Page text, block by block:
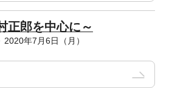
正郎を中心に～
年7月6日（月）